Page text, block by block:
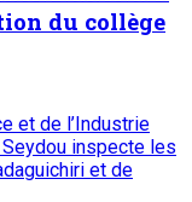
du collège
et de l’Industrie
Seydou inspecte les
et de